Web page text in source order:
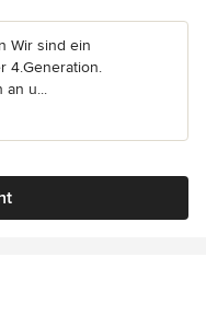
Wir sind ein
4.Generation.
an u...